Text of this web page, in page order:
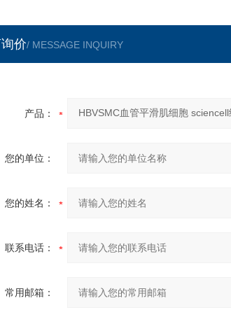
价/ MESSAGE INQUIRY
产品：
您的单位：
您的姓名：
联系电话：
常用邮箱：